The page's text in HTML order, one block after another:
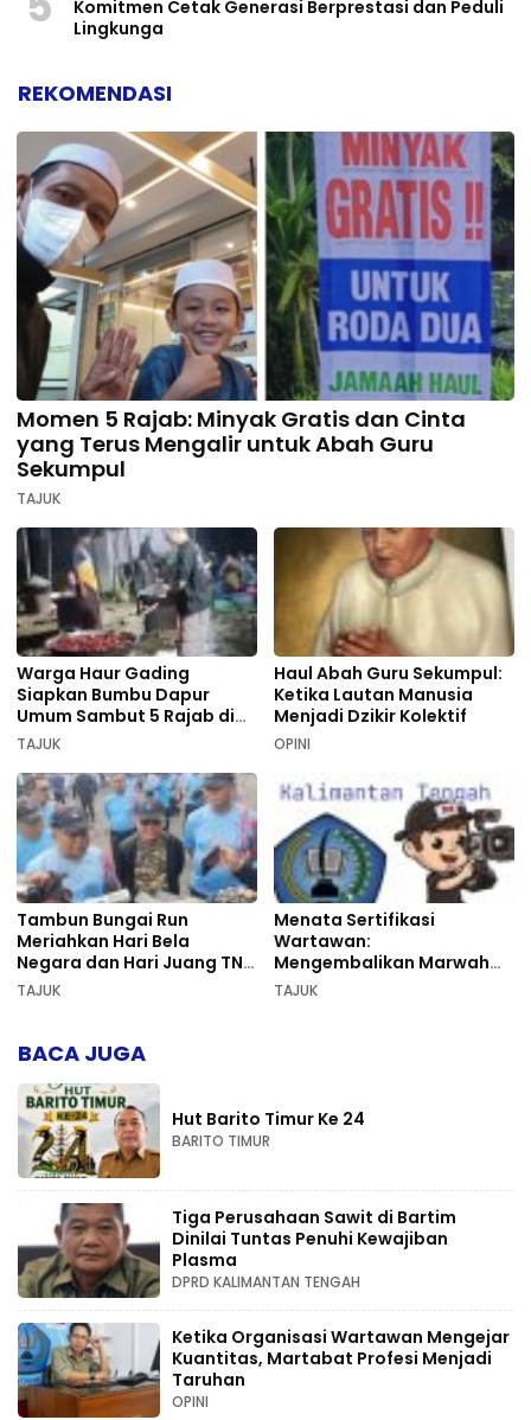
Komitmen Cetak Generasi Berprestasi dan Peduli
Lingkunga
REKOMENDASI
Momen 5 Rajab: Minyak Gratis dan Cinta
yang Terus Mengalir untuk Abah Guru
Sekumpul
TAJUK
Warga Haur Gading
Siapkan Bumbu Dapur
Umum Sambut 5 Rajab di
Sekumpul
TAJUK
Haul Abah Guru Sekumpul:
Ketika Lautan Manusia
Menjadi Dzikir Kolektif
OPINI
Tambun Bungai Run
Meriahkan Hari Bela
Negara dan Hari Juang TNI
AD di Palangka Raya
TAJUK
Menata Sertifikasi
Wartawan:
Mengembalikan Marwah
Pers dan Keadilan
TAJUK
BACA JUGA
Hut Barito Timur Ke 24
BARITO TIMUR
Tiga Perusahaan Sawit di Bartim
Dinilai Tuntas Penuhi Kewajiban
Plasma
DPRD KALIMANTAN TENGAH
Ketika Organisasi Wartawan Mengejar
Kuantitas, Martabat Profesi Menjadi
Taruhan
OPINI